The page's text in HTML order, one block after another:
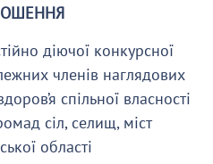
діючої конкурсної
членів наглядових
спільної власності
сіл, селищ, міст
області